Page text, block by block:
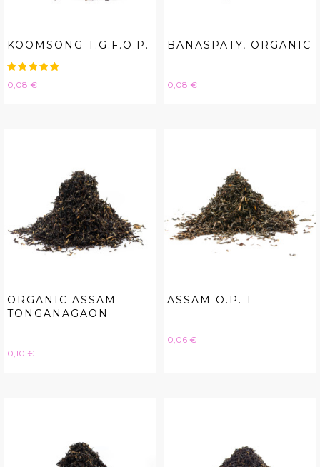
KOOMSONG T.G.F.O.P.
Hinta
0,08 €
BANASPATY, ORGANIC
Hinta
0,08 €
ORGANIC ASSAM
TONGANAGAON
Hinta
0,10 €
ASSAM O.P. 1
Hinta
0,06 €